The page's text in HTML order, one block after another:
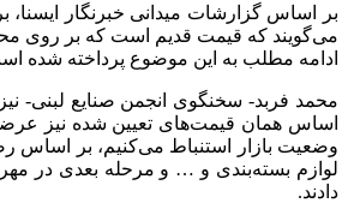
بر اساس گزارشات میدانی خبرنگار
می‌گویند که قیمت قدیم است که بر روی
ادامه مطلب به این موضوع پرداخته شده
محمد فربد- سخنگوی انجمن صنایع لبنی-
اساس همان قیمت‌های تعیین شده نیز
وضعیت بازار استنباط می‌کنیم، بر اساس
دادند.